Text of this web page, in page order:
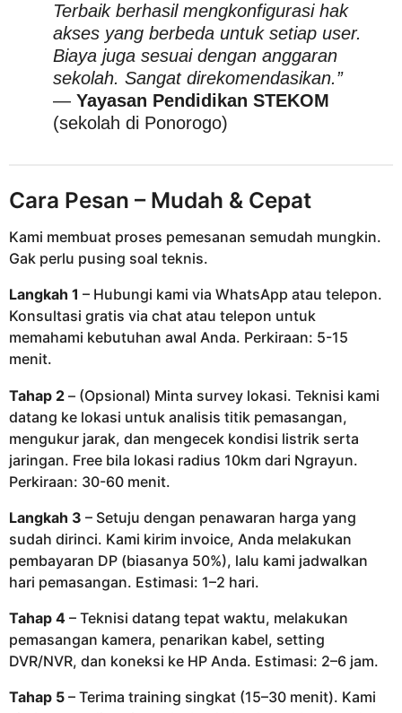
Terbaik berhasil mengkonfigurasi hak
akses yang berbeda untuk setiap user.
Biaya juga sesuai dengan anggaran
sekolah. Sangat direkomendasikan.”
— Yayasan Pendidikan STEKOM
(sekolah di Ponorogo)
Cara Pesan – Mudah & Cepat
Kami membuat proses pemesanan semudah mungkin.
Gak perlu pusing soal teknis.
Langkah 1 – Hubungi kami via WhatsApp atau telepon.
Konsultasi gratis via chat atau telepon untuk
memahami kebutuhan awal Anda. Perkiraan: 5-15
menit.
Tahap 2 – (Opsional) Minta survey lokasi. Teknisi kami
datang ke lokasi untuk analisis titik pemasangan,
mengukur jarak, dan mengecek kondisi listrik serta
jaringan. Free bila lokasi radius 10km dari Ngrayun.
Perkiraan: 30-60 menit.
Langkah 3 – Setuju dengan penawaran harga yang
sudah dirinci. Kami kirim invoice, Anda melakukan
pembayaran DP (biasanya 50%), lalu kami jadwalkan
hari pemasangan. Estimasi: 1–2 hari.
Tahap 4 – Teknisi datang tepat waktu, melakukan
pemasangan kamera, penarikan kabel, setting
DVR/NVR, dan koneksi ke HP Anda. Estimasi: 2–6 jam.
Tahap 5 – Terima training singkat (15–30 menit). Kami